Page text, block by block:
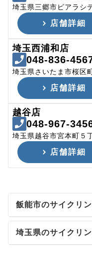
埼玉県三郷市ピアラシ
店舗詳細
埼玉西浦和店
048-836-
埼玉県さいたま市桜区
店舗詳細
越谷店
048-967-
埼玉県越谷市宮本町５
店舗詳細
飯能市のサイクリ
埼玉県のサイクリ